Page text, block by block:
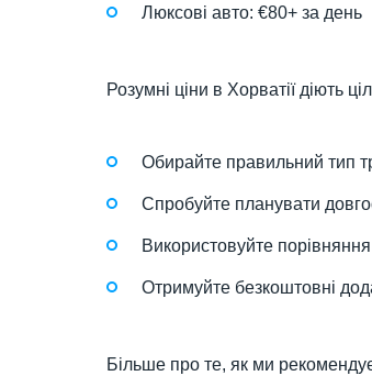
Люксові авто: €80+ за день
Розумні ціни в Хорватії діють
Обирайте правильний тип
Спробуйте планувати
Використовуйте
Отримуйте безкоштовні
Більше про те, як ми